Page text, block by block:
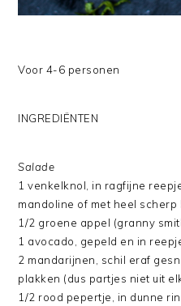
Voor 4-6 personen
INGREDIËNTEN
Salade
1 venkelknol, in ragfijne
mandoline of met heel scherp
1/2 groene appel (granny
1 avocado, gepeld en in
2 mandarijnen, schil eraf
plakken (dus partjes niet uit
1/2 rood pepertje, in dunne